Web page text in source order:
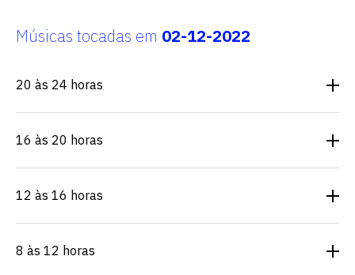
Músicas tocadas em 02-12-2022
20 às 24 horas
16 às 20 horas
12 às 16 horas
8 às 12 horas